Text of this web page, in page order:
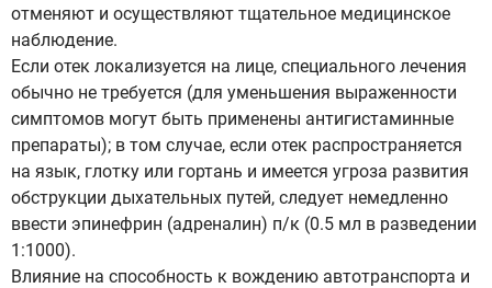
отменяют и осуществляют тщательное медицинское
наблюдение.
Если отек локализуется на лице, специального лечения
обычно не требуется (для уменьшения выраженности
симптомов могут быть применены антигистаминные
препараты); в том случае, если отек распространяется
на язык, глотку или гортань и имеется угроза развития
обструкции дыхательных путей, следует немедленно
ввести эпинефрин (адреналин) п/к (0.5 мл в разведении
1:1000).
Влияние на способность к вождению автотранспорта и